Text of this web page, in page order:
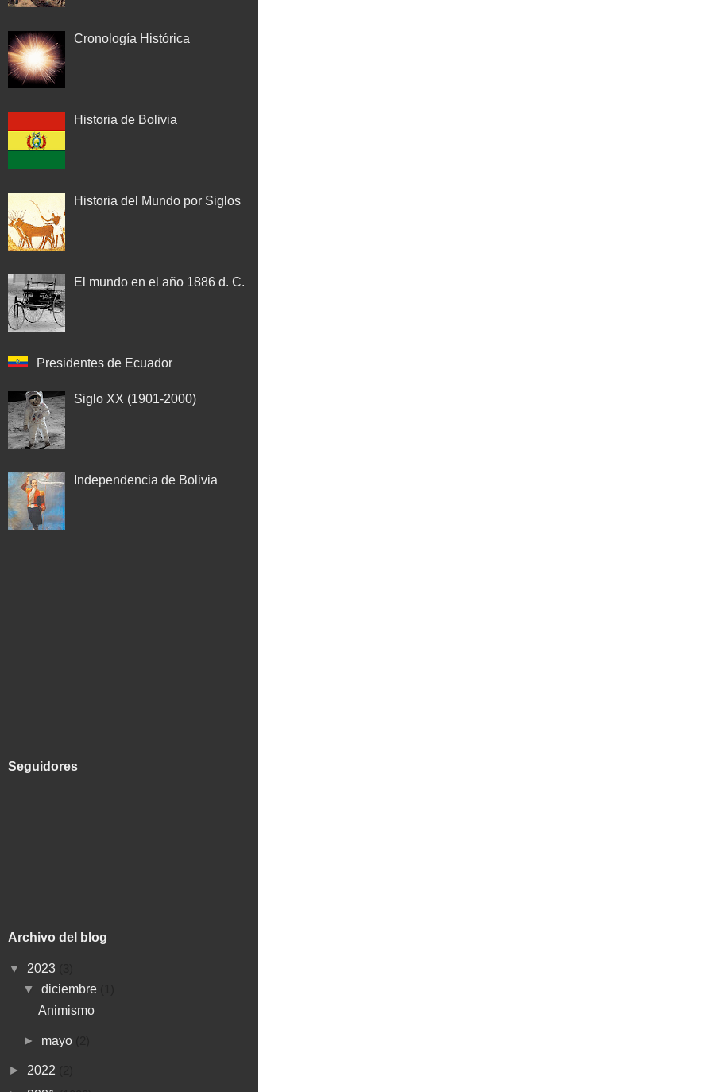
Cronología Histórica
Historia de Bolivia
Historia del Mundo por Siglos
El mundo en el año 1886 d. C.
Presidentes de Ecuador
Siglo XX (1901-2000)
Independencia de Bolivia
Seguidores
Archivo del blog
▼ 2023
▼ diciembre
Animismo
► mayo
► 2022